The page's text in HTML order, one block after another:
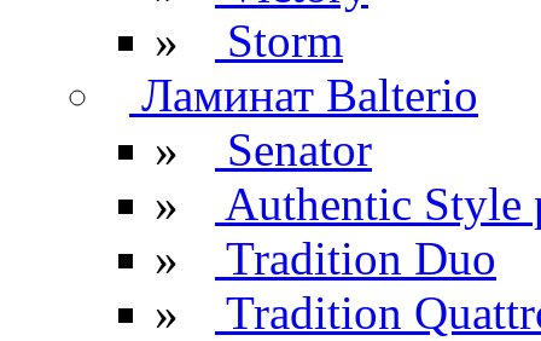
»
Storm
Ламинат Balterio
»
Senator
»
Authentic Style
»
Tradition Duo
»
Tradition